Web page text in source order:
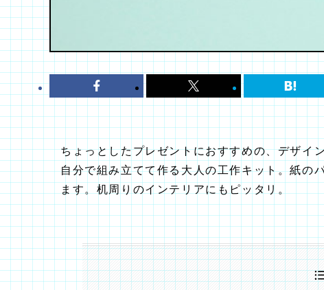
ちょっとしたプレゼントにおすすめの、デザイ
自分で組み立てて作る大人の工作キット。紙の
ます。机周りのインテリアにもピッタリ。